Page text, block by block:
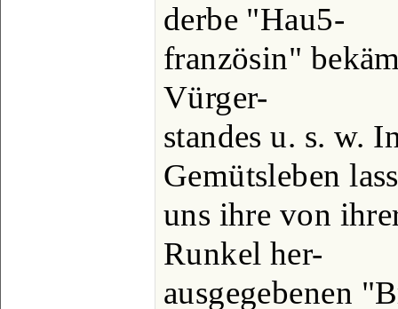
derbe "Hau5-
französin"
Vürger-
standes u. s. w.
Gemütsleben
uns ihre von
Runkel her-
ausgegebenen